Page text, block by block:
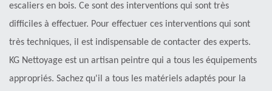
escaliers en bois. Ce sont des interventions qui sont très
difficiles à effectuer. Pour effectuer ces interventions qui sont
très techniques, il est indispensable de contacter des experts.
KG Nettoyage est un artisan peintre qui a tous les équipements
appropriés. Sachez qu'il a tous les matériels adaptés pour la